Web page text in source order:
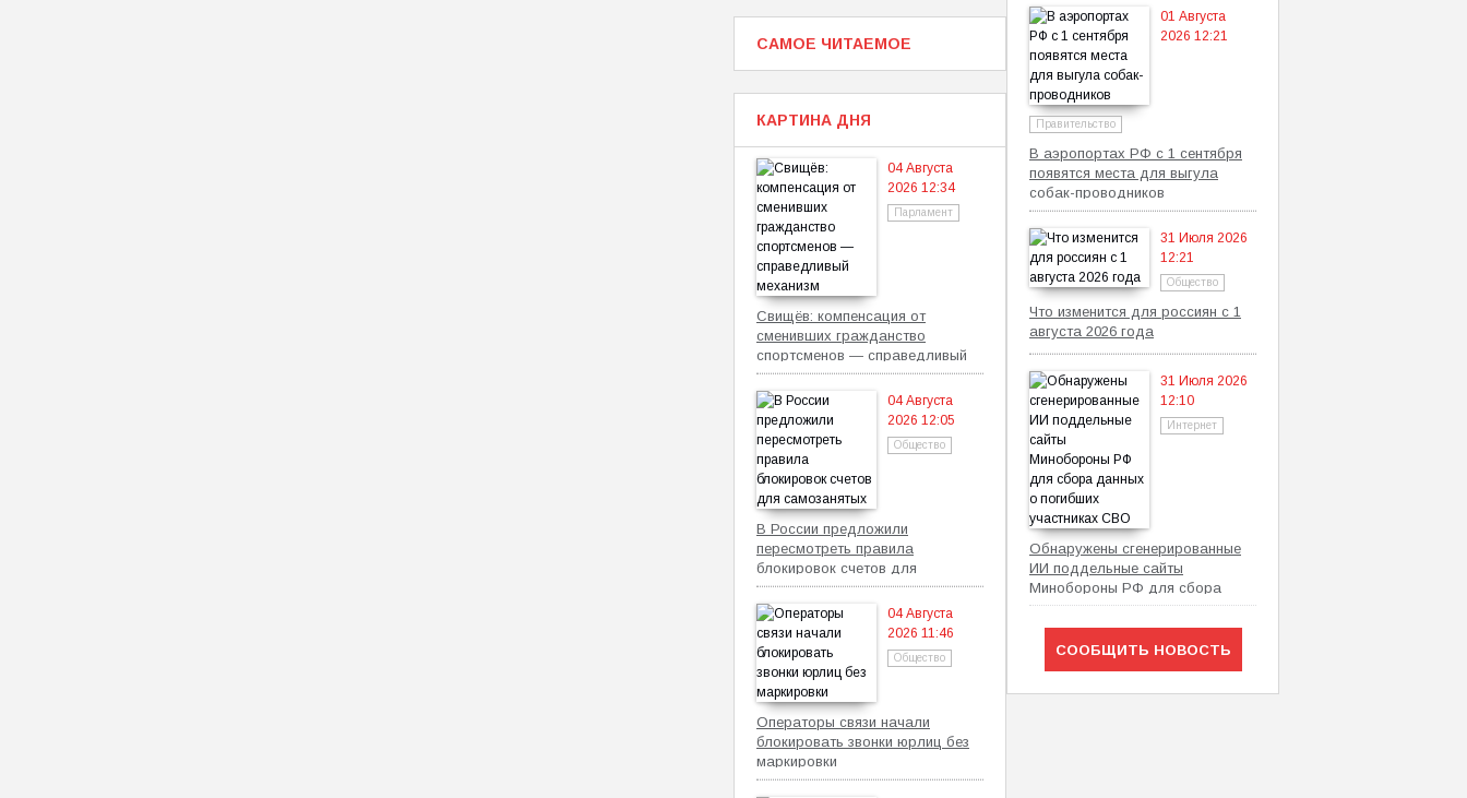
01 Августа
2026 12:21
Правительство
В аэропортах РФ с 1 сентября
появятся места для выгула
собак-проводников
31 Июля 2026
12:21
Общество
Что изменится для россиян с 1
августа 2026 года
31 Июля 2026
12:10
Интернет
Обнаружены сгенерированные
ИИ поддельные сайты
Минобороны РФ для сбора
данных о погибших участниках
СВО
СООБЩИТЬ НОВОСТЬ
САМОЕ ЧИТАЕМОЕ
КАРТИНА ДНЯ
04 Августа
2026 12:34
Парламент
Свищёв: компенсация от
сменивших гражданство
спортсменов — справедливый
механизм
04 Августа
2026 12:05
Общество
В России предложили
пересмотреть правила
блокировок счетов для
самозанятых
04 Августа
2026 11:46
Общество
Операторы связи начали
блокировать звонки юрлиц без
маркировки